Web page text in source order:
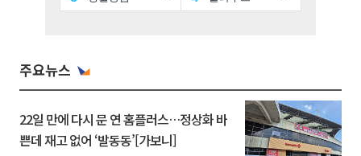
주요뉴스
22일 만에 다시 문 연 홈플러스…정상화 바
쁜데 재고 없어 ‘발동동’[가보니]